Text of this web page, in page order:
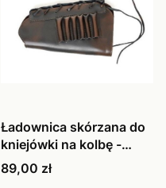
Ładownica skórzana do
kniejówki na kolbę -
kulowa
Cena
89,00 zł